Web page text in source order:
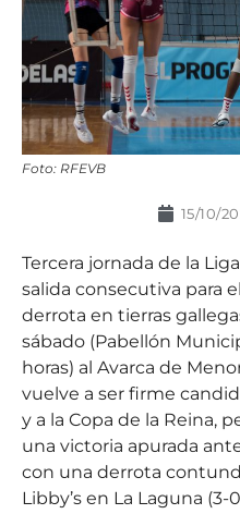
Foto: RFEVB
15/10/
Tercera jornada de la
salida consecutiva para
derrota en tierras
sábado (Pabellón
horas) al Avarca de
vuelve a ser firme
y a la Copa de la Reina,
una victoria apurada
con una derrota
Libby’s en La Laguna (3-